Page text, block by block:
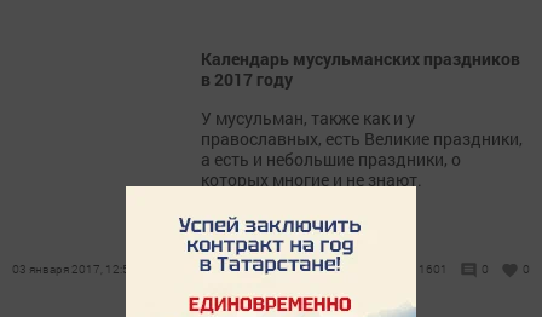
Календарь мусульманских праздников
в 2017 году
У мусульман, также как и у
православных, есть Великие праздники,
а есть и небольшие праздники, о
которых многие и не знают.
03 января 2017, 12:50 1601 0 0